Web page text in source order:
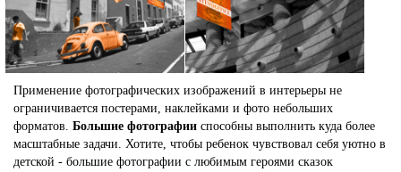
Применение фотографических изображений в интерьеры не
ограничивается постерами, наклейками и фото небольших
форматов. Большие фотографии способны выполнить куда более
масштабные задачи. Хотите, чтобы ребенок чувствовал себя уютно в
детской - большие фотографии с любимым героями сказок